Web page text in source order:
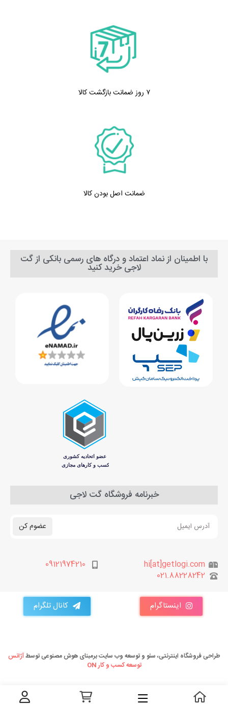
۷ روز ضمانت بازگشت کالا
ضمانت اصل بودن کالا
با اطمینان از نماد اعتماد و درگاه های رسمی بانکی از گت
لاجی خرید کنید
خبرنامه فروشگاه گت لاجی
عضوم کن
hi[at]getlogi.com
09121974210
021.88228242
اینستاگرام کانال تلگرام
طراحی فروشگاه اینترنتی، سئو و توسعه وب سایت برمبنای هوش مصنوعی توسطآژانس
توسعه کسب و کار ON